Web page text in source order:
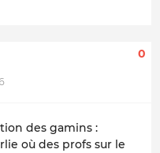
0
des gamins :
où des profs sur le